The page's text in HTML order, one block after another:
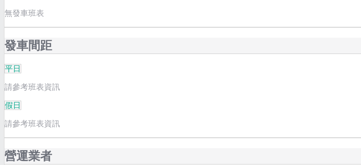
無發車班表
發車間距
平日
請參考班表資訊
假日
請參考班表資訊
營運業者